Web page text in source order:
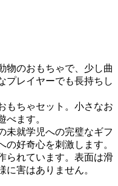
物のおもちゃで、少し曲
プレイヤーでも長持ちし
もちゃセット。小さなお
べます。
未就学児への完璧なギフ
の好奇心を刺激します。
られています。表面は滑
に害はありません。